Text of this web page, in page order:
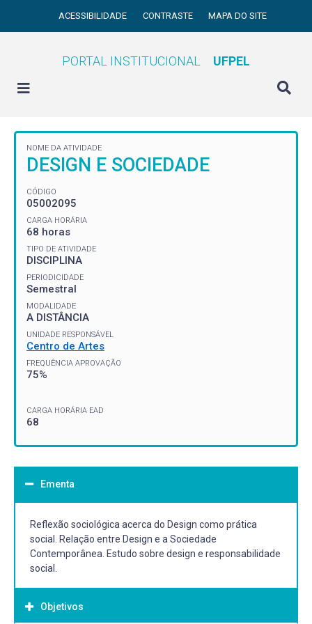
ACESSIBILIDADE CONTRASTE MAPA DO SITE
PORTAL INSTITUCIONAL UFPEL
NOME DA ATIVIDADE
DESIGN E SOCIEDADE
CÓDIGO
05002095
CARGA HORÁRIA
68 horas
TIPO DE ATIVIDADE
DISCIPLINA
PERIODICIDADE
Semestral
MODALIDADE
A DISTÂNCIA
UNIDADE RESPONSÁVEL
Centro de Artes
FREQUÊNCIA APROVAÇÃO
75%
CARGA HORÁRIA EAD
68
Ementa
Reflexão sociológica acerca do Design como prática
social. Relação entre Design e a Sociedade
Contemporânea. Estudo sobre design e responsabilidade
social.
Objetivos